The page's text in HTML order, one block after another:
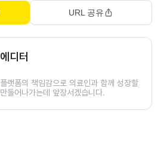
URL 공유
디터
랫폼의 책임감으로 의료인과 함께 성장할
들어나가는데 앞장서겠습니다.